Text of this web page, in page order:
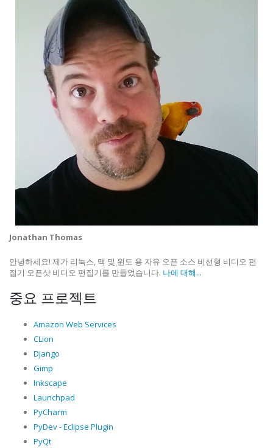
Jonathan Thomas
안녕하세요! 제가 리눅스, 맥 및 윈도 용 자유 오픈 소스 비선형 비디오 편
집기 오픈샷 비디오 편집기를 만들었습니다. 나에 대해...
중요 프로젝트
Amazon Web Services
CLion
Django
Gimp
Inkscape
Launchpad
PyCharm
PyDev - Eclipse Plugin
PyQt